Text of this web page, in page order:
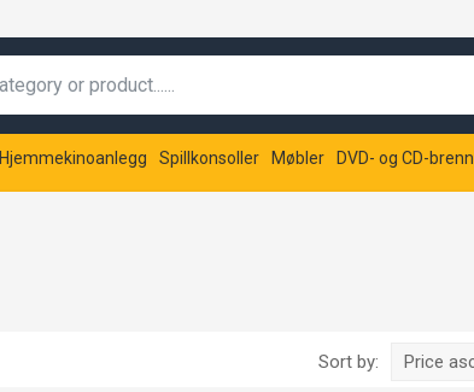
Hjemmekinoanlegg Spillkonsoller Møbler DVD- og CD-
Sort by: Price